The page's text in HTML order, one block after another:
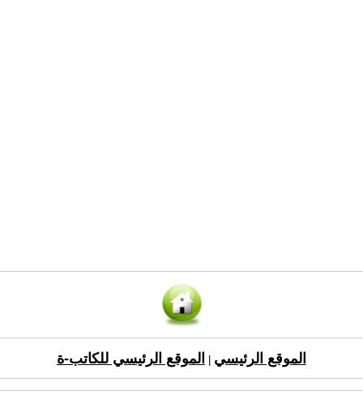
الموقع الرئيسي الموقع الرئيسي للكاتب-ة